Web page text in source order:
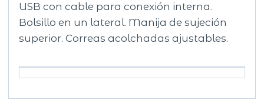
USB con cable para conexión interna.
Bolsillo en un lateral. Manija de sujeción
superior. Correas acolchadas ajustables.